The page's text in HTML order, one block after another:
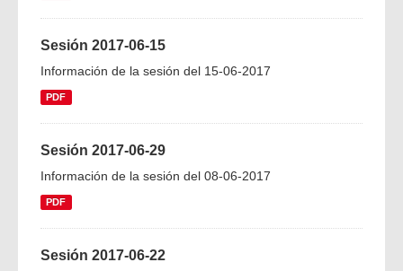
Sesión 2017-06-15
Información de la sesión del 15-06-2017
PDF
Sesión 2017-06-29
Información de la sesión del 08-06-2017
PDF
Sesión 2017-06-22